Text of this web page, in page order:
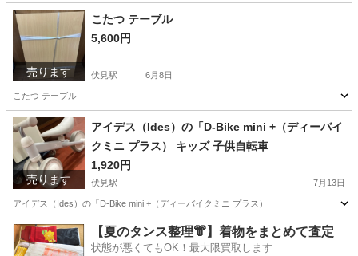
売ります
こたつ テーブル
5,600円
伏見駅 6月8日
こたつ テーブル
京都 京都市 伏見駅 テーブル
売ります
アイデス（Ides）の「D-Bike mini +（ディーバイ
クミニ プラス） キッズ 子供自転車
1,920円
伏見駅 7月13日
アイデス（Ides）の「D-Bike mini +（ディーバイクミニ プラス）
京都 京都市 伏見駅 その他 Bike
【夏のタンス整理👘】着物をまとめて査定
状態が悪くてもOK！最大限買取します